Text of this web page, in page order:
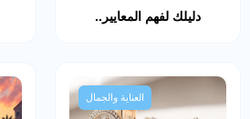
دليلك لفهم المعايير..
العناية والجمال